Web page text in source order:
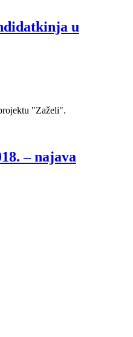
u
"Zaželi".
– najava